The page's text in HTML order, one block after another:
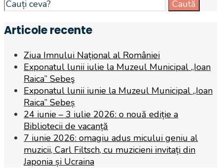
for:
Caută
Articole recente
Ziua Imnului Național al României
Exponatul lunii iulie la Muzeul Municipal „Ioan
Raica” Sebeş
Exponatul lunii iunie la Muzeul Municipal „Ioan
Raica” Sebeș
24 iunie – 3 iulie 2026: o nouă ediție a
Bibliotecii de vacanță
7 iunie 2026: omagiu adus micului geniu al
muzicii, Carl Filtsch, cu muzicieni invitați din
Japonia și Ucraina